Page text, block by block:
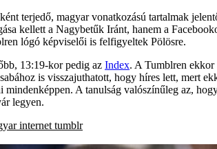
terjedő, magyar vonatkozású tartalmak
kellett a Nagybetűk Iránt, hanem a
lógó képviselői is felfigyeltek Pölösre.
13:19-kor pedig az Index. A Tumblren ekkor
is visszajuthatott, hogy híres lett, mert
A tanulság valószínűleg az,
legyen.
internet tumblr